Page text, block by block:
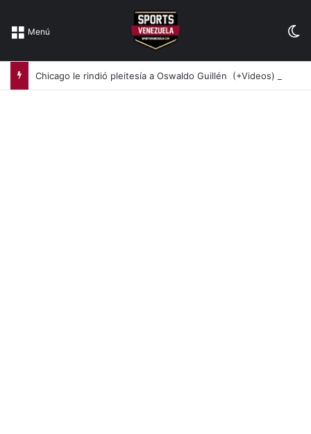
Menú
Chicago le rindió pleitesía a Oswaldo Guillén (+Videos)